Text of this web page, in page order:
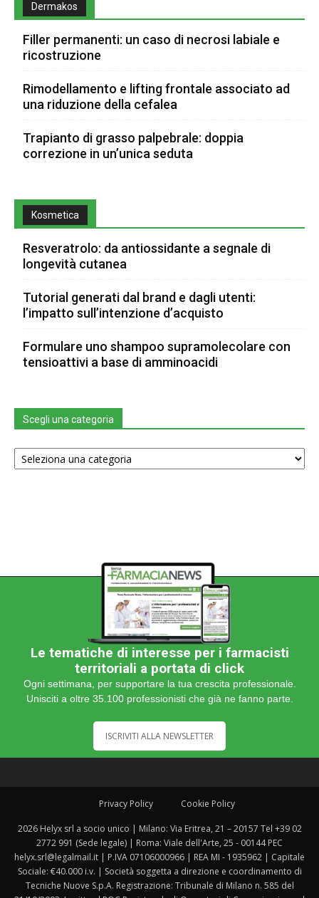
Dermakos
Filler permanenti: un caso di necrosi labiale e
ricostruzione
Rimodellamento e lifting frontale associato ad
una riduzione della cefalea
Trapianto di grasso palpebrale: doppia
correzione in un’unica seduta
Kosmetica
Resveratrolo: da antiossidante a segnale di
longevità cutanea
Tutorial generati dal brand e dagli utenti:
l’impatto sull’intenzione d’acquisto
Formulare uno shampoo supramolecolare con
tensioattivi a base di amminoacidi
Scegli una categoria
Scegli
una
Le tematiche di interesse per i farmacisti
territoriali a portata di click
Ogni settimana, per supportare la tua crescita professionale.
Unisciti a oltre 35.100 professionisti che già ne fanno parte.
ISCRIVITI ALLA NEWSLETTER
Privacy Policy Cookie Policy
2026 Helyx srl a socio unico | Milano: Via Eritrea, 21 – 20157 Tel +39 02
2772 991 (Sede legale) | Roma: Viale dell'Arte, 25 - 00144 PEC
helyx.srl@legalmail.it | P.IVA 07106000966 | REA MI - 1935962 | Capitale
Sociale: €40.000 i.v. | Società soggetta a direzione e coordinamento di
Tecniche Nuove S.p.A. Registrazione: Tribunale di Milano n. 585 del